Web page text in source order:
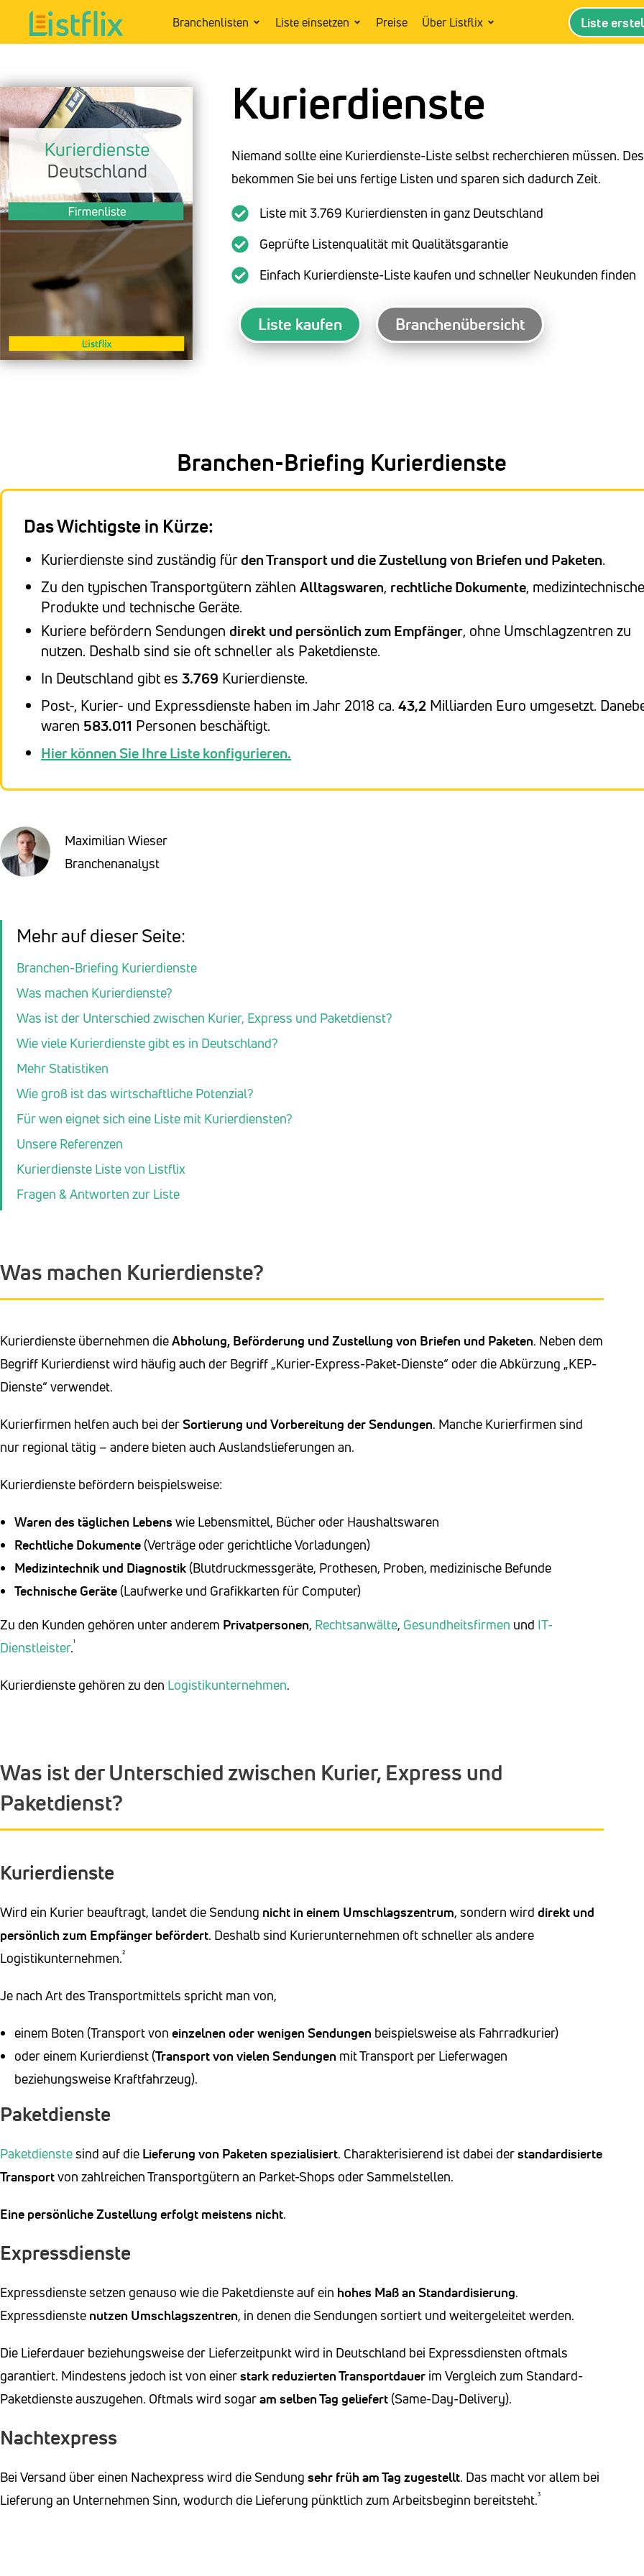
Branchenlisten Liste einsetzen Preise Über Listflix Liste
Kurierdienste
Niemand sollte eine Kurierdienste-Liste selbst recherchieren müssen.
bekommen Sie bei uns fertige Listen und sparen sich dadurch Zeit.
Liste mit 3.769 Kurierdiensten in ganz Deutschland
Geprüfte Listenqualität mit Qualitätsgarantie
Einfach Kurierdienste-Liste kaufen und schneller Neukunden finden
Liste kaufen Branchenübersicht
Branchen-Briefing Kurierdienste
Das Wichtigste in Kürze:
Kurierdienste sind zuständig fürden Transport und die Zustellung von Briefen und Paketen.
Zu den typischen Transportgütern zählen Alltagswaren, rechtliche Dokumente, medizintechnische
Produkte und technische Geräte.
Kuriere befördern Sendungen direkt und persönlich zum Empfänger, ohne Umschlagzentren zu
nutzen. Deshalb sind sie oft schneller als Paketdienste.
In Deutschland gibt es 3.769 Kurierdienste.
Post-, Kurier- und Expressdienste haben im Jahr 2018 ca. 43,2 Milliarden Euro umgesetzt.
waren 583.011 Personen beschäftigt.
Hier können Sie Ihre Liste konfigurieren.
Maximilian Wieser
Branchenanalyst
Mehr auf dieser Seite:
Branchen-Briefing Kurierdienste
Was machen Kurierdienste?
Was ist der Unterschied zwischen Kurier, Express und Paketdienst?
Wie viele Kurierdienste gibt es in Deutschland?
Mehr Statistiken
Wie groß ist das wirtschaftliche Potenzial?
Für wen eignet sich eine Liste mit Kurierdiensten?
Unsere Referenzen
Kurierdienste Liste von Listflix
Fragen & Antworten zur Liste
Was machen Kurierdienste?
Kurierdienste übernehmen dieAbholung, Beförderung und Zustellung von Briefen und Paketen. Neben dem
Begriff Kurierdienst wird häufig auch der Begriff „Kurier-Express-Paket-Dienste“ oder die Abkürzung „KEP-
Dienste“ verwendet.
Kurierfirmen helfen auch bei derSortierung und Vorbereitung der Sendungen. Manche Kurierfirmen sind
nur regional tätig – andere bieten auch Auslandslieferungen an.
Kurierdienste befördern beispielsweise:
Waren des täglichen Lebenswie Lebensmittel, Bücher oder Haushaltswaren
Rechtliche Dokumente(Verträge oder gerichtliche Vorladungen)
Medizintechnik und Diagnostik(Blutdruckmessgeräte, Prothesen, Proben, medizinische Befunde
Technische Geräte(Laufwerke und Grafikkarten für Computer)
Zu den Kunden gehören unter anderem Privatpersonen, Rechtsanwälte, Gesundheitsfirmen und IT-
Dienstleister.¹
Kurierdienste gehören zu den Logistikunternehmen.
Was ist der Unterschied zwischen Kurier, Express und
Paketdienst?
Kurierdienste
Wird ein Kurier beauftragt, landet die Sendung nicht in einem Umschlagszentrum, sondern wird direkt und
persönlich zum Empfänger befördert. Deshalb sind Kurierunternehmen oft schneller als andere
Logistikunternehmen.²
Je nach Art des Transportmittels spricht man von,
einem Boten (Transport von einzelnen oder wenigen Sendungen beispielsweise als Fahrradkurier)
oder einem Kurierdienst (Transport von vielen Sendungen mit Transport per Lieferwagen
beziehungsweise Kraftfahrzeug).
Paketdienste
Paketdienstesind auf die Lieferung von Paketen spezialisiert. Charakterisierend ist dabei derstandardisierte
Transportvon zahlreichen Transportgütern an Parket-Shops oder Sammelstellen.
Eine persönliche Zustellung erfolgt meistens nicht.
Expressdienste
Expressdienste setzen genauso wie die Paketdienste auf ein hohes Maß an Standardisierung.
Expressdienste nutzen Umschlagszentren, in denen die Sendungen sortiert und weitergeleitet werden.
Die Lieferdauer beziehungsweise der Lieferzeitpunkt wird in Deutschland bei Expressdiensten oftmals
garantiert. Mindestens jedoch ist von einerstark reduzierten Transportdauer im Vergleich zum Standard-
Paketdienste auszugehen. Oftmals wird sogaram selben Tag geliefert(Same-Day-Delivery).
Nachtexpress
Bei Versand über einen Nachexpress wird die Sendung sehr früh am Tag zugestellt. Das macht vor allem bei
Lieferung an Unternehmen Sinn, wodurch die Lieferung pünktlich zum Arbeitsbeginn bereitsteht.³